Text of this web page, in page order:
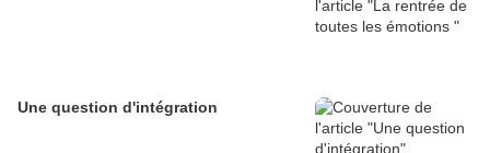
Une question d'intégration